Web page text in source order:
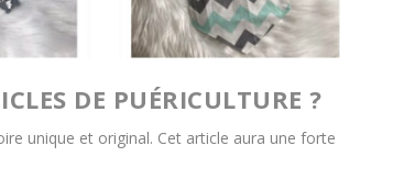
DE PUÉRICULTURE ?
unique et original. Cet article aura une forte